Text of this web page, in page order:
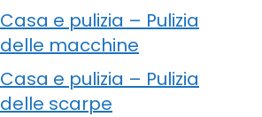
Casa e pulizia – Pulizia
delle macchine
Casa e pulizia – Pulizia
delle scarpe